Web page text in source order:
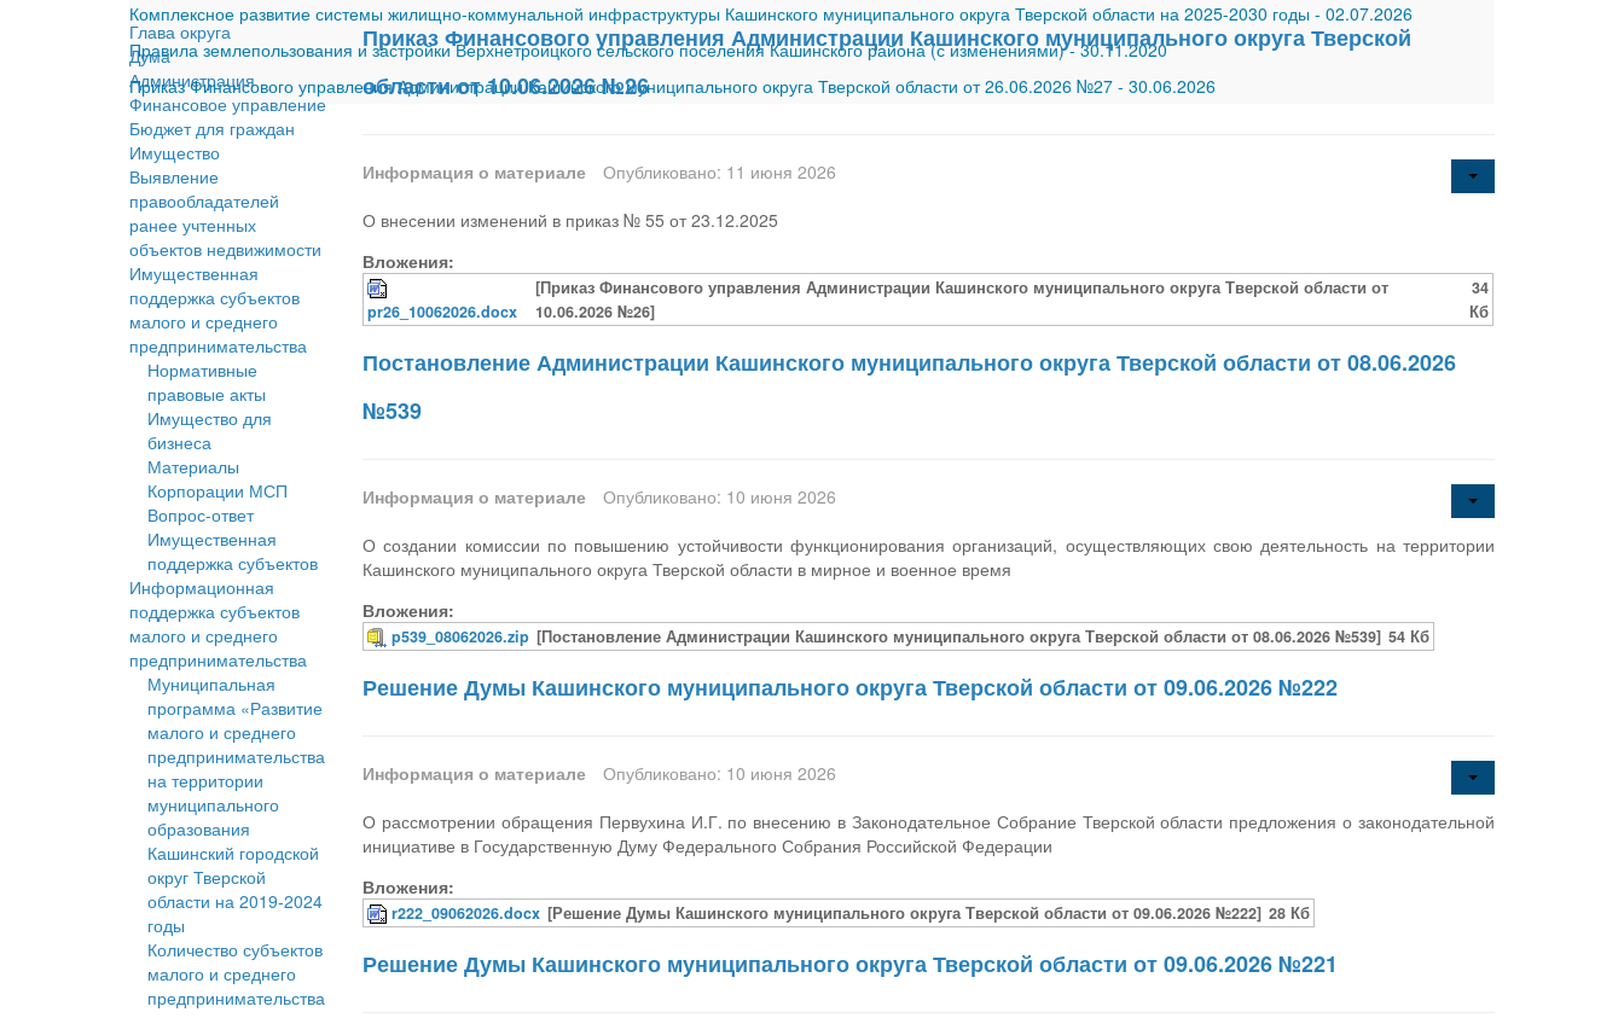
Комплексное развитие системы жилищно-коммунальной инфраструктуры Кашинского муниципального округа Тверской области на 2025-2030 годы - 02.07.2026
Правила землепользования и застройки Верхнетроицкого сельского поселения Кашинского района (с изменениями)-30.11.2020
Приказ Финансового управления Администрации Кашинского муниципального округа Тверской области от 26.06.2026 №27 - 30.06.2026
Глава округа
Дума
Администрация
Финансовое управление
Бюджет для граждан
Имущество
Выявление
правообладателей
ранее учтенных
объектов недвижимости
Имущественная
поддержка субъектов
малого и среднего
предпринимательства
Нормативные
правовые акты
Имущество для
бизнеса
Материалы
Корпорации МСП
Вопрос-ответ
Имущественная
поддержка субъектов
Информационная
поддержка субъектов
малого и среднего
предпринимательства
Муниципальная
программа «Развитие
малого и среднего
предпринимательства
на территории
муниципального
образования
Кашинский городской
округ Тверской
области на 2019-2024
годы
Количество субъектов
малого и среднего
предпринимательства
Приказ Финансового управления Администрации Кашинского муниципального округа Тверской
области от 10.06.2026 №26
Информация о материале
Опубликовано: 11 июня 2026
О внесении изменений в приказ № 55 от 23.12.2025
Вложения:
pr26_10062026.docx
[Приказ Финансового управления Администрации Кашинского муниципального округа Тверской области от
10.06.2026 №26]
34
Кб
Постановление Администрации Кашинского муниципального округа Тверской области от 08.06.2026
№539
Информация о материале
Опубликовано: 10 июня 2026
О создании комиссии по повышению устойчивости функционирования организаций, осуществляющих свою деятельность на территории
Кашинского муниципального округа Тверской области в мирное и военное время
Вложения:
p539_08062026.zip [Постановление Администрации Кашинского муниципального округа Тверской области от 08.06.2026 №539] 54 Кб
Решение Думы Кашинского муниципального округа Тверской области от 09.06.2026 №222
Информация о материале
Опубликовано: 10 июня 2026
О рассмотрении обращения Первухина И.Г. по внесению в Законодательное Собрание Тверской области предложения о законодательной
инициативе в Государственную Думу Федерального Собрания Российской Федерации
Вложения:
r222_09062026.docx [Решение Думы Кашинского муниципального округа Тверской области от 09.06.2026 №222] 28 Кб
Решение Думы Кашинского муниципального округа Тверской области от 09.06.2026 №221